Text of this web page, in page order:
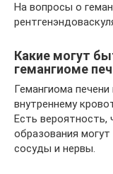
На вопросы о
Какие могут
гемангиоме
Гемангиома
внутреннему
Есть вероятность,
образования
сосуды и нервы.